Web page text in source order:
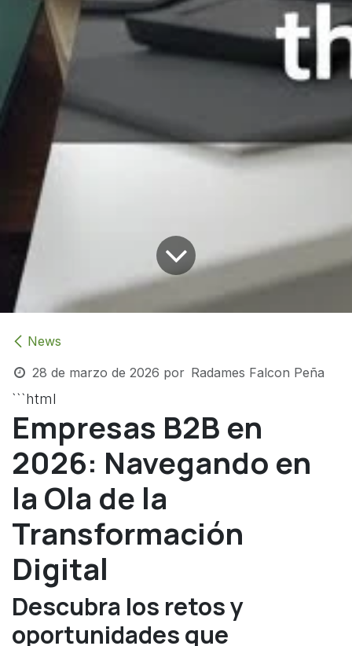
News
28 de marzo de 2026 por Radames Falcon Peña
```html
Empresas B2B en
2026: Navegando en
la Ola de la
Transformación
Digital
Descubra los retos y
oportunidades que